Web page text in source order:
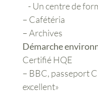
- Un centre de
– Cafétéria
– Archives
Démarche
Certifié HQE
– BBC, passeport
excellent»